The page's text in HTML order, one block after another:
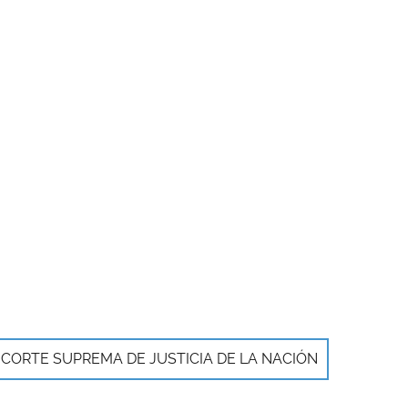
CORTE SUPREMA DE JUSTICIA DE LA NACIÓN